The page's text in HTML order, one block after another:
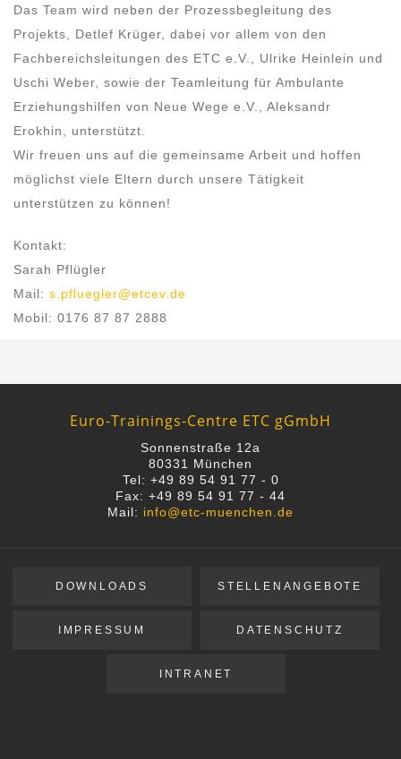
Das Team wird neben der Prozessbegleitung des
Projekts, Detlef Krüger, dabei vor allem von den
Fachbereichsleitungen des ETC e.V., Ulrike Heinlein und
Uschi Weber, sowie der Teamleitung für Ambulante
Erziehungshilfen von Neue Wege e.V., Aleksandr
Erokhin, unterstützt.
Wir freuen uns auf die gemeinsame Arbeit und hoffen
möglichst viele Eltern durch unsere Tätigkeit
unterstützen zu können!
Kontakt:
Sarah Pflügler
Mail: s.pfluegler@etcev.de
Mobil: 0176 87 87 2888
Euro-Trainings-Centre ETC gGmbH
Sonnenstraße 12a
80331 München
Tel: +49 89 54 91 77 - 0
Fax: +49 89 54 91 77 - 44
Mail: info@etc-muenchen.de
DOWNLOADS STELLENANGEBOTE
IMPRESSUM DATENSCHUTZ
INTRANET